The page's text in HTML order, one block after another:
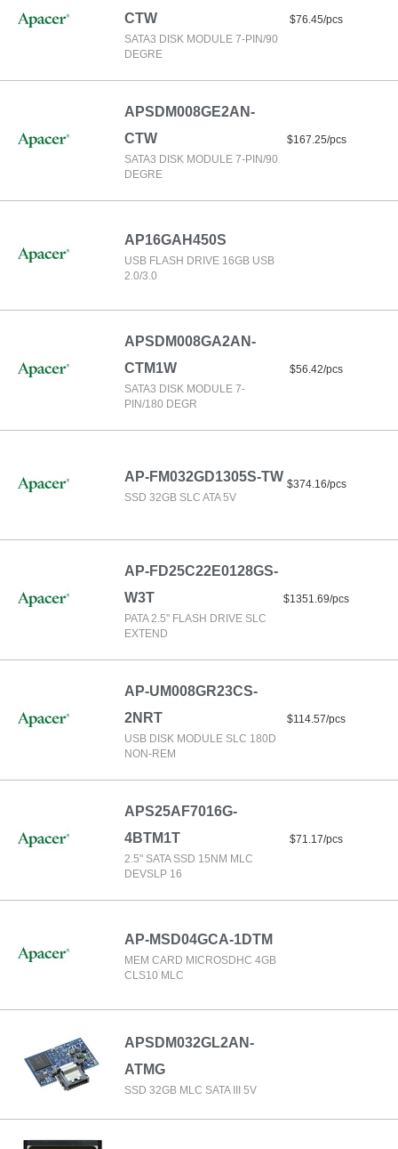
CTW
SATA3 DISK MODULE 7-PIN/90
DEGRE
$76.45/pcs
APSDM008GE2AN-
CTW
SATA3 DISK MODULE 7-PIN/90
DEGRE
$167.25/pcs
AP16GAH450S
USB FLASH DRIVE 16GB USB
2.0/3.0
APSDM008GA2AN-
CTM1W
SATA3 DISK MODULE 7-
PIN/180 DEGR
$56.42/pcs
AP-FM032GD1305S-TW
SSD 32GB SLC ATA 5V
$374.16/pcs
AP-FD25C22E0128GS-
W3T
PATA 2.5" FLASH DRIVE SLC
EXTEND
$1351.69/pcs
AP-UM008GR23CS-
2NRT
USB DISK MODULE SLC 180D
NON-REM
$114.57/pcs
APS25AF7016G-
4BTM1T
2.5" SATA SSD 15NM MLC
DEVSLP 16
$71.17/pcs
AP-MSD04GCA-1DTM
MEM CARD MICROSDHC 4GB
CLS10 MLC
APSDM032GL2AN-
ATMG
SSD 32GB MLC SATA III 5V